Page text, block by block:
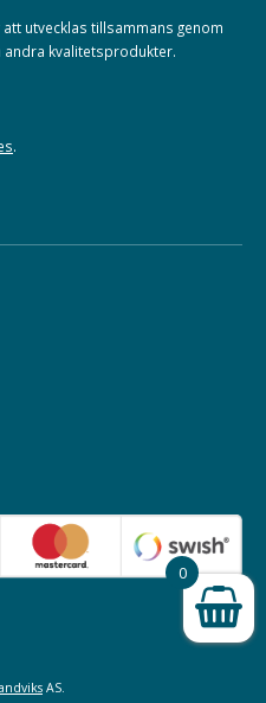
utvecklas tillsammans genom
kvalitetsprodukter.
.
AS.
0